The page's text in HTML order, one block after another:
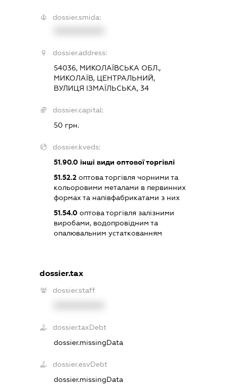
dossier.smida:
dossier.address:
54036, МИКОЛАЇВСЬКА ОБЛ.,
МИКОЛАЇВ, ЦЕНТРАЛЬНИЙ,
ВУЛИЦЯ ІЗМАЇЛЬСЬКА, 34
dossier.capital:
50 грн.
dossier.kveds:
51.90.0 інші види оптової торгівлі
51.52.2 оптова торгівля чорними та
кольоровими металами в первинних
формах та напівфабрикатами з них
51.54.0 оптова торгівля залізними
виробами, водопровідним та
опалювальним устаткованням
dossier.tax
dossier.staff
dossier.taxDebt
dossier.missingData
dossier.esvDebt
dossier.missingData